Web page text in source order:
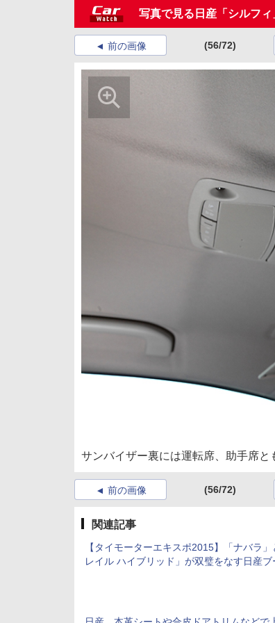
写真で見る日産「シルフィ
前の画像 (56/72)
サンバイザー裏には運転席、助手席
前の画像 (56/72)
関連記事
【タイモーターエキスポ2015】「ナバラ」
レイル ハイブリッド」が双璧をなす日産ブ